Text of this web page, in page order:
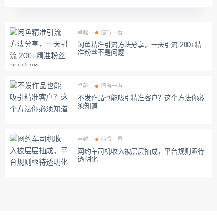
卓越 值得一看
闲鱼精准引流方法分享，一天引流 200+精
准粉丝不是问题
卓越 值得一看
不发作品也能吸引精准客户？这个方法你必
须知道
卓越 值得一看
网约车司机收入被层层抽成，平台规则亟待
透明化